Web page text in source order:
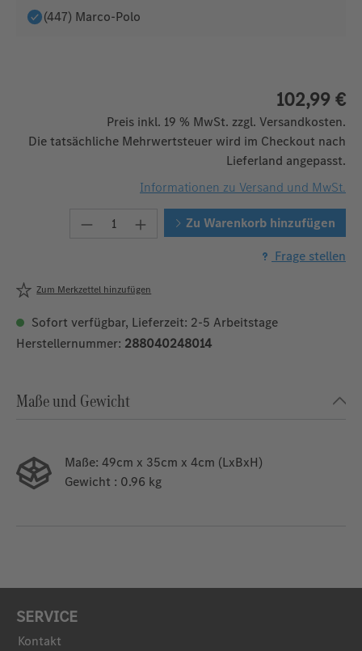
(447) Marco-Polo
102,99 €
Preis inkl. 19 % MwSt. zzgl. Versandkosten.
Die tatsächliche Mehrwertsteuer wird im Checkout nach
Lieferland angepasst.
Informationen zu Versand und MwSt.
Produkt Anzahl: Gib den
Zu Warenkorb hinzufügen
Frage stellen
Zum Merkzettel hinzufügen
Sofort verfügbar, Lieferzeit: 2-5 Arbeitstage
Herstellernummer: 288040248014
Maße und Gewicht
Maße: 49cm x 35cm x 4cm (LxBxH)
Gewicht : 0.96 kg
SERVICE
Kontakt